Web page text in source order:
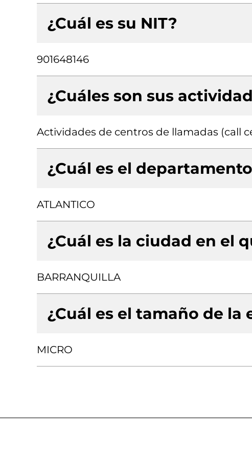
¿Cuál es su NIT?
901648146
¿Cuáles son sus
Actividades de centros de llamadas (call
¿Cuál es el
ATLANTICO
¿Cuál es la ciudad en el
BARRANQUILLA
¿Cuál es el tamaño de la
MICRO